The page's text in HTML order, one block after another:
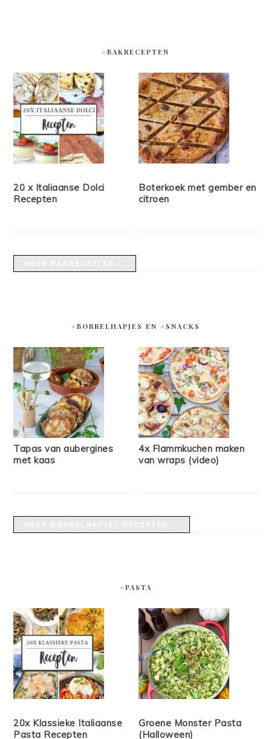
#BAKRECEPTEN
20 x Italiaanse Dolci
Recepten
Boterkoek met gember en
citroen
#BORRELHAPJES EN #SNACKS
Tapas van aubergines
met kaas
4x Flammkuchen maken
van wraps (video)
#PASTA
20x Klassieke Italiaanse
Pasta Recepten
Groene Monster Pasta
(Halloween)